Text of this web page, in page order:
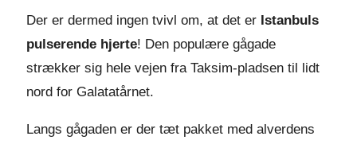
Der er dermed ingen tvivl om, at det er Istanbuls
pulserende hjerte! Den populære gågade
strækker sig hele vejen fra Taksim-pladsen til lidt
nord for Galatatårnet.
Langs gågaden er der tæt pakket med alverdens